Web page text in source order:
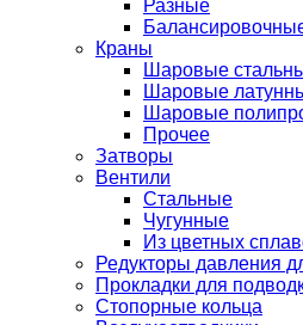
Разные
Краны
Шаровые
Шаровые
Шаровые
Прочее
Затворы
Вентили
Стальные
Чугунные
Из цветных
Редукторы давления
Прокладки для
Стопорные кольца